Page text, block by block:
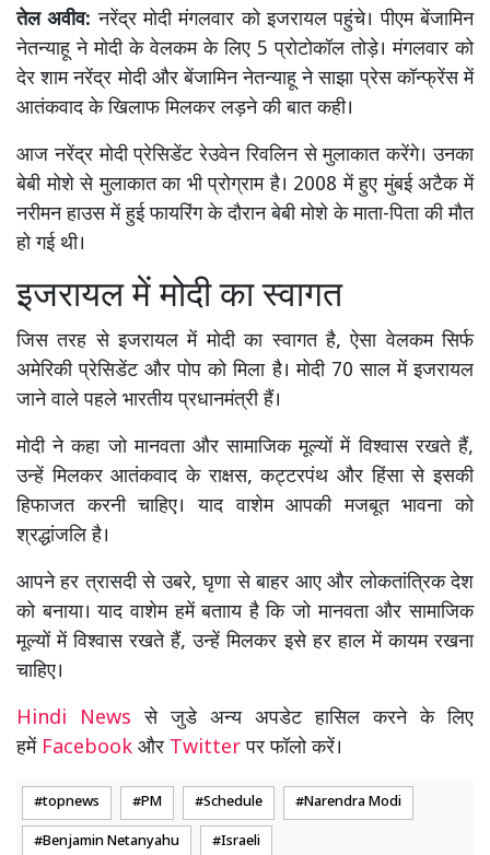
तेल अवीव: नरेंद्र मोदी मंगलवार को इजरायल पहुंचे। पीएम बेंजामिन
नेतन्याहू ने मोदी के वेलकम के लिए 5 प्रोटोकॉल तोड़े। मंगलवार को
देर शाम नरेंद्र मोदी और बेंजामिन नेतन्याहू ने साझा प्रेस कॉन्फ्रेंस में
आतंकवाद के खिलाफ मिलकर लड़ने की बात कही।
आज नरेंद्र मोदी प्रेसिडेंट रेउवेन रिवलिन से मुलाकात करेंगे। उनका
बेबी मोशे से मुलाकात का भी प्रोग्राम है। 2008 में हुए मुंबई अटैक में
नरीमन हाउस में हुई फायरिंग के दौरान बेबी मोशे के माता-पिता की मौत
हो गई थी।
इजरायल में मोदी का स्वागत
जिस तरह से इजरायल में मोदी का स्वागत है, ऐसा वेलकम सिर्फ
अमेरिकी प्रेसिडेंट और पोप को मिला है। मोदी 70 साल में इजरायल
जाने वाले पहले भारतीय प्रधानमंत्री हैं।
मोदी ने कहा जो मानवता और सामाजिक मूल्यों में विश्वास रखते हैं,
उन्हें मिलकर आतंकवाद के राक्षस, कट्टरपंथ और हिंसा से इसकी
हिफाजत करनी चाहिए। याद वाशेम आपकी मजबूत भावना को
श्रद्धांजलि है।
आपने हर त्रासदी से उबरे, घृणा से बाहर आए और लोकतांत्रिक देश
को बनाया। याद वाशेम हमें बतााय है कि जो मानवता और सामाजिक
मूल्यों में विश्वास रखते हैं, उन्हें मिलकर इसे हर हाल में कायम रखना
चाहिए।
Hindi Newsसे जुडे अन्य अपडेट हासिल करने के लिए
हमें Facebook और Twitterपर फॉलो करें।
topnews PM Schedule Narendra Modi
Benjamin Netanyahu Israeli